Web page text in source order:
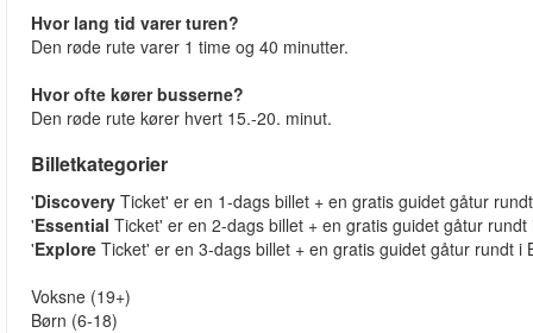
Hvor lang tid varer turen?
Den røde rute varer 1 time og 40 minutter.
Hvor ofte kører busserne?
Den røde rute kører hvert 15.-20. minut.
Billetkategorier
'Discovery Ticket' er en 1-dags billet + en gratis guidet gåtur
'Essential Ticket' er en 2-dags billet + en gratis guidet gåtur
'Explore Ticket' er en 3-dags billet + en gratis guidet gåtur rundt i
Voksne (19+)
Børn (6-18)